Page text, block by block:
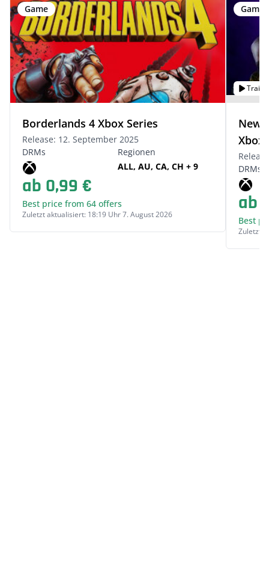
Game
Borderlands 4 Xbox Series
Release: 12. September 2025
DRMs
Regionen
ALL, AU, CA, CH + 9
ab 0,99 €
Best price from 64 offers
Zuletzt aktualisiert: 18:19 Uhr 7. August 2026
Game
Trailer
New
Xbox
DRMs
ab
Best
Zuletzt